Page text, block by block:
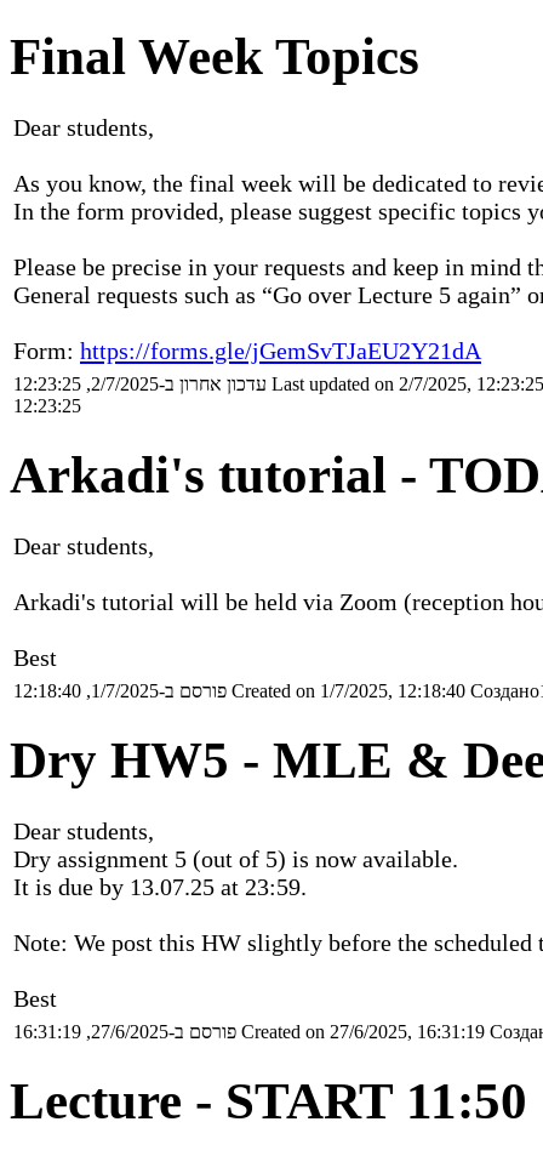
Final Week Topics
Dear students,
As you know, the final week will be dedicated to
In the form provided, please suggest specific topics
Please be precise in your requests and keep in mind
General requests such as “Go over Lecture 5
Form: https://forms.gle/jGemSvTJaEU2Y21dA
עדכון אחרון ב-2/7/2025, 12:23:25 Last updated on 2/7/2025, 12:23:25
12:23:25
Arkadi's tutorial -
Dear students,
Arkadi's tutorial will be held via Zoom (reception
Best
פורסם ב-1/7/2025, 12:18:40 Created on 1/7/2025, 12:18:40
Dry HW5 - MLE &
Dear students,
Dry assignment 5 (out of 5) is now available.
It is due by 13.07.25 at 23:59.
Note: We post this HW slightly before the
Best
פורסם ב-27/6/2025, 16:31:19 Created on 27/6/2025, 16:31:19
Lecture - START 11:50